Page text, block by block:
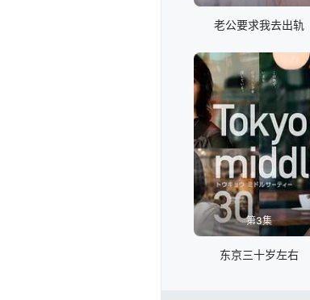
老公要求我去出轨
第3集
东京三十岁左右